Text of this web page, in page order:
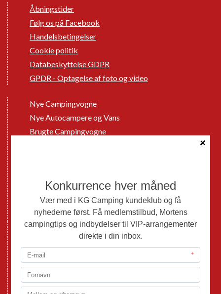
Åbningstider
Følg os på Facebook
Handelsbetingelser
Cookie politik
Databeskyttelse GDPR
GPDR - Optagelse af foto og video
Nye Campingvogne
Nye Autocampere og Vans
Brugte Campingvogne
Mortens Campingtips
KG Camping Kundeklub
Nyheder
Adria
Adria Autocampere
Eriba
Fendt